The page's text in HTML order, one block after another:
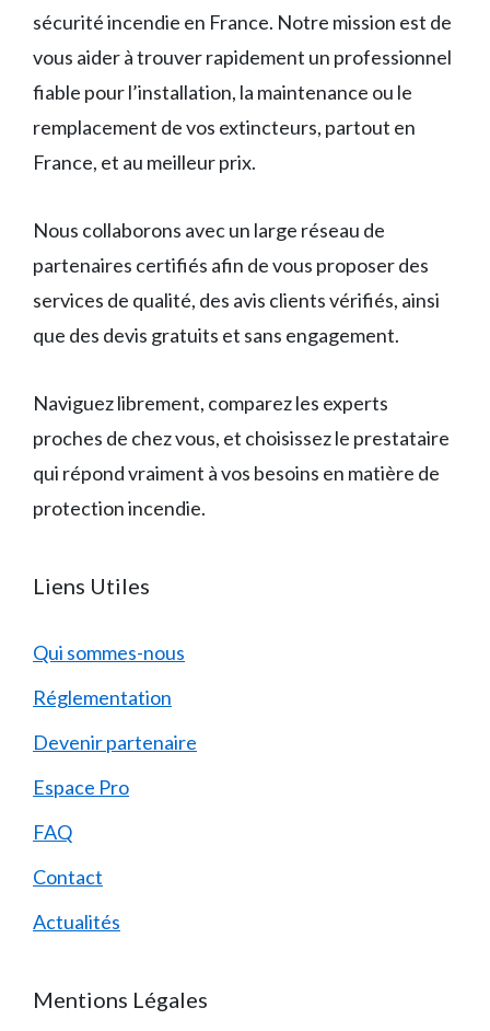
sécurité incendie en France. Notre mission est de
vous aider à trouver rapidement un professionnel
fiable pour l’installation, la maintenance ou le
remplacement de vos extincteurs, partout en
France, et au meilleur prix.
Nous collaborons avec un large réseau de
partenaires certifiés afin de vous proposer des
services de qualité, des avis clients vérifiés, ainsi
que des devis gratuits et sans engagement.
Naviguez librement, comparez les experts
proches de chez vous, et choisissez le prestataire
qui répond vraiment à vos besoins en matière de
protection incendie.
Liens Utiles
Qui sommes-nous
Réglementation
Devenir partenaire
Espace Pro
FAQ
Contact
Actualités
Mentions Légales